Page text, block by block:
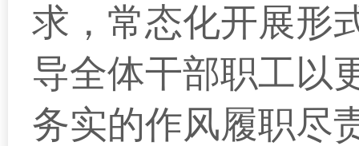
求，常态化开展形
导全体干部职工以
务实的作风履职尽